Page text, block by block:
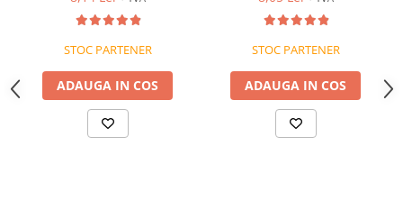
Bocanci outdoor
Bocanci de lucru O1
Bocanci de protecție OB
Bocanci de lucru O2
Bocanci de protecție S1
STOC PARTENER
ADAUGA IN COS
STOC PARTENER
ADAUGA IN COS